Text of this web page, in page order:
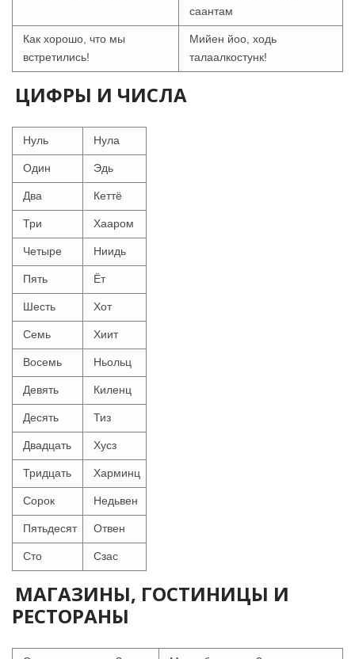
саантам
Как хорошо, что мы
встретились!
Мийен йоо, ходь
талаалкостунк!
ЦИФРЫ И ЧИСЛА
Нуль Нула
Один Эдь
Два Кеттё
Три Хааром
Четыре Ниидь
Пять Ёт
Шесть Хот
Семь Хиит
Восемь Ньольц
Девять Киленц
Десять Тиз
Двадцать Хусз
Тридцать Харминц
Сорок Недьвен
Пятьдесят Отвен
Сто Сзас
МАГАЗИНЫ, ГОСТИНИЦЫ И
РЕСТОРАНЫ